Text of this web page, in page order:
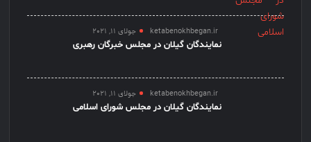
ketabenokhbegan.ir جولای 11, 2021
نمایندگان گیلان در مجلس خبرگان رهبری
ketabenokhbegan.ir جولای 11, 2021
نمایندگان گیلان در مجلس شورای اسلامی